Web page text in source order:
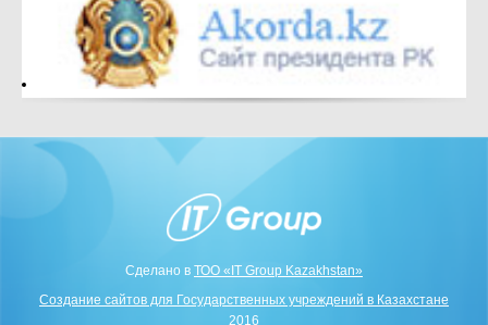
Сделано в ТОО «IT Group Kazakhstan»
Создание сайтов для Государственных учреждений в Казахстане
2016